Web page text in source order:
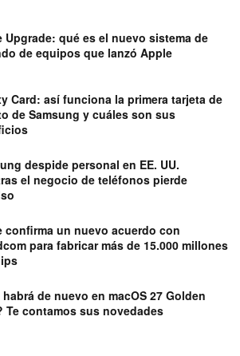
Upgrade: qué es el nuevo sistema de
de equipos que lanzó Apple
Card: así funciona la primera tarjeta de
de Samsung y cuáles son sus
despide personal en EE. UU.
el negocio de teléfonos pierde
confirma un nuevo acuerdo con
para fabricar más de 15.000 millones
de nuevo en macOS 27 Golden
Te contamos sus novedades